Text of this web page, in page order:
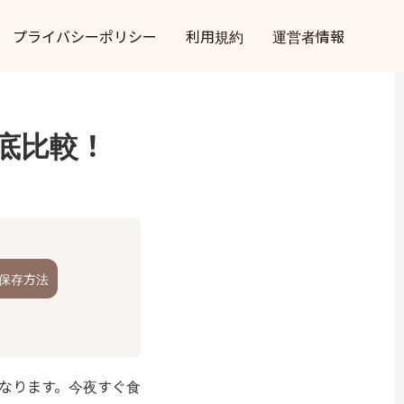
プライバシーポリシー 利用規約 運営者情報
比較！
存方法
ります。今夜すぐ食